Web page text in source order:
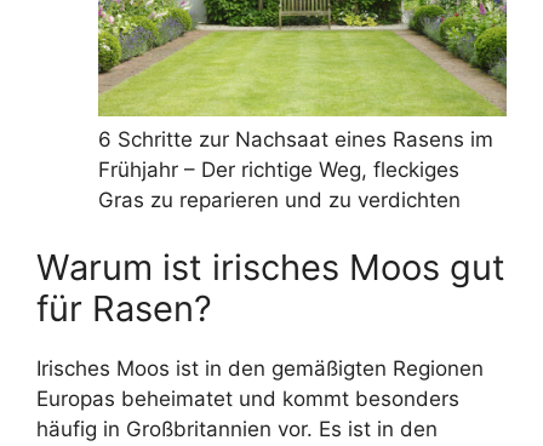
6 Schritte zur Nachsaat eines Rasens im
Frühjahr – Der richtige Weg, fleckiges
Gras zu reparieren und zu verdichten
Warum ist irisches Moos gut
für Rasen?
Irisches Moos ist in den gemäßigten Regionen
Europas beheimatet und kommt besonders
häufig in Großbritannien vor. Es ist in den